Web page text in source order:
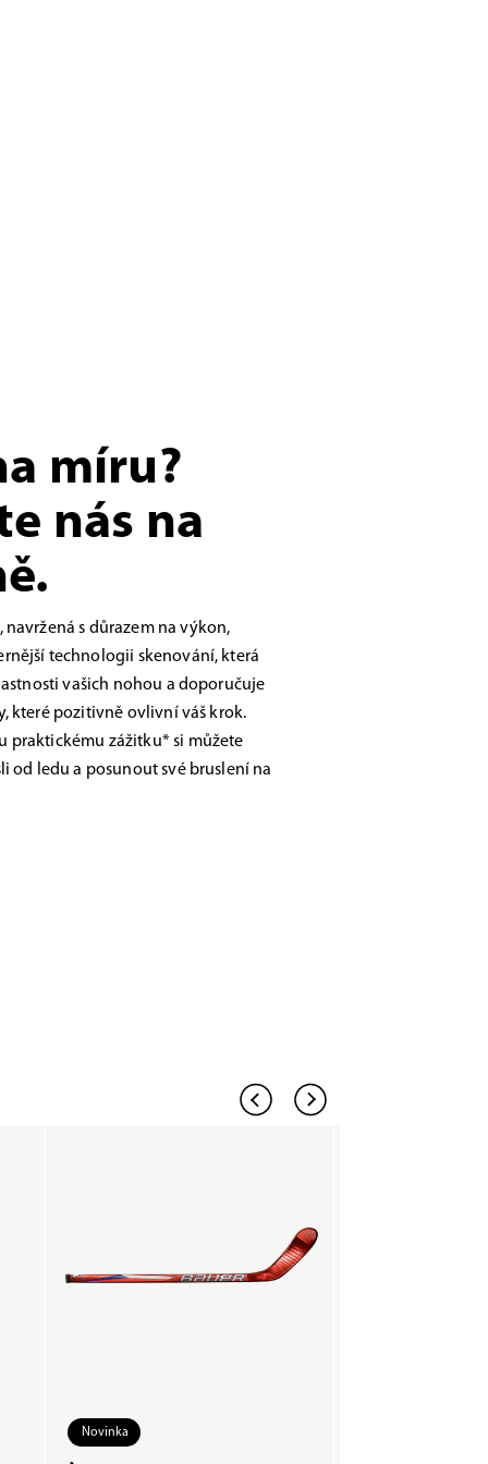
míru?
nás na
navržená s důrazem na výkon,
technologii skenování, která
vašich nohou a doporučuje
které pozitivně ovlivní váš krok.
praktickému zážitku* si můžete
od ledu a posunout své bruslení na
Novinka